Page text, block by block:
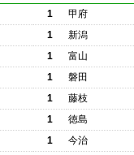
1
甲府
1
新潟
1
富山
1
磐田
1
藤枝
1
徳島
1
今治